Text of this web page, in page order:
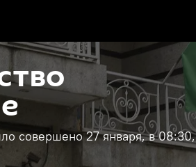
совершено 27 января, в 08:30,